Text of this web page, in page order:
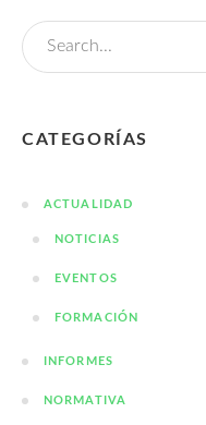
CATEGORÍAS
ACTUALIDAD
NOTICIAS
EVENTOS
FORMACIÓN
INFORMES
NORMATIVA